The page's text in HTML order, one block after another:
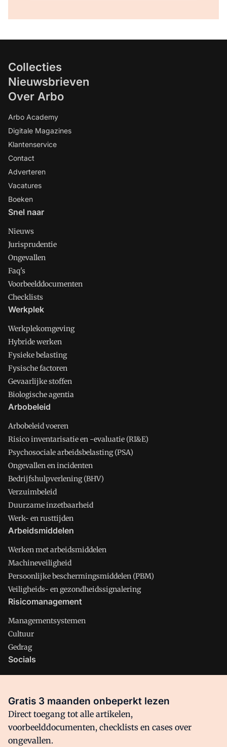
Collecties
Nieuwsbrieven
Over Arbo
Arbo Academy
Digitale Magazines
Klantenservice
Contact
Adverteren
Vacatures
Boeken
Snel naar
Nieuws
Jurisprudentie
Ongevallen
Faq's
Voorbeelddocumenten
Checklists
Werkplek
Werkplekomgeving
Hybride werken
Fysieke belasting
Fysische factoren
Gevaarlijke stoffen
Biologische agentia
Arbobeleid
Arbobeleid voeren
Risico inventarisatie en -evaluatie (RI&E)
Psychosociale arbeidsbelasting (PSA)
Ongevallen en incidenten
Bedrijfshulpverlening (BHV)
Verzuimbeleid
Duurzame inzetbaarheid
Werk- en rusttijden
Arbeidsmiddelen
Werken met arbeidsmiddelen
Machineveiligheid
Persoonlijke beschermingsmiddelen (PBM)
Veiligheids- en gezondheidssignalering
Risicomanagement
Managementsystemen
Cultuur
Gedrag
Socials
Facebook
Gratis 3 maanden onbeperkt lezen
Direct toegang tot alle artikelen,
voorbeelddocumenten, checklists en cases over
ongevallen.